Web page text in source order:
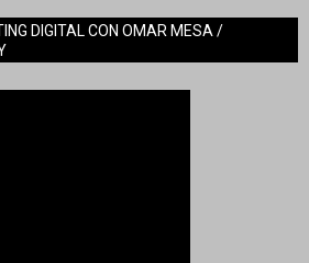
DIGITAL CON OMAR MESA /